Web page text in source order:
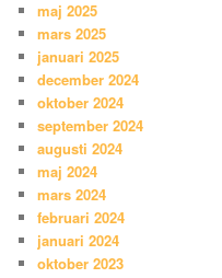
maj 2025
mars 2025
januari 2025
december 2024
oktober 2024
september 2024
augusti 2024
maj 2024
mars 2024
februari 2024
januari 2024
oktober 2023